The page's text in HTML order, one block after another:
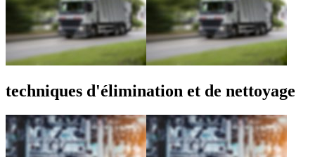
techniques d'élimination et de nettoyage